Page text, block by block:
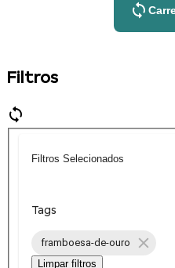
Filtros
Filtros Selecionados
Tags
framboesa-de-ouro
Limpar filtros